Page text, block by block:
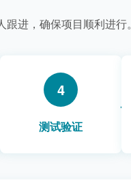
进，确保项目顺利进行。
4
测试验证